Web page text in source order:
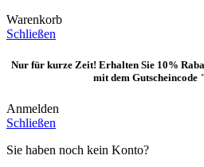
Warenkorb
Schließen
Nur für kurze Zeit! Erhalten Sie 10%
mit dem Gutscheincode
Anmelden
Schließen
Sie haben noch kein Konto?